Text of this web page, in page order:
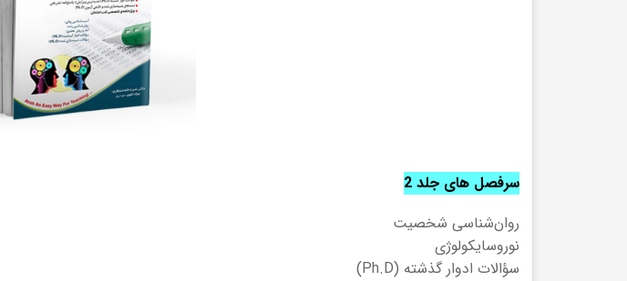
سرفصل های جلد 2
روان‌شناسی شخصیت
نوروسایکولوژی
سؤالات ادوار گذشته (Ph.D)